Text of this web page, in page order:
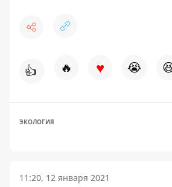
👍 🔥 ♥ 😭
ЭКОЛОГИЯ
11:20, 12 января 2021